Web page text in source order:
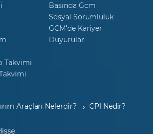
Takvimi
Basında Gcm
Sosyal Sorumluluk
GCM’de Kariyer
Duyurular
Araçları Nelerdir? CPI Nedir?